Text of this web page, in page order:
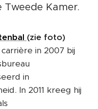
Kamer.
(zie foto)
in 2007 bij
in
In 2011 kreeg hij